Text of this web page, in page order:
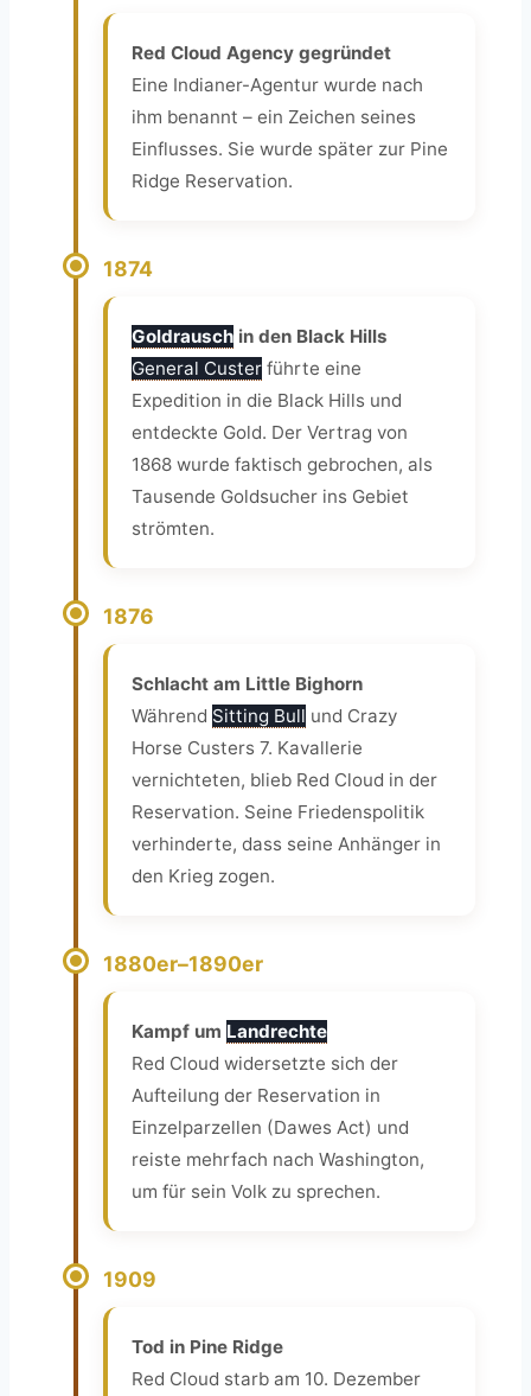
Red Cloud Agency gegründet
Eine Indianer-Agentur wurde nach
ihm benannt – ein Zeichen seines
Einflusses. Sie wurde später zur Pine
Ridge Reservation.
1874
Goldrausch in den Black Hills
General Custer führte eine
Expedition in die Black Hills und
entdeckte Gold. Der Vertrag von
1868 wurde faktisch gebrochen, als
Tausende Goldsucher ins Gebiet
strömten.
1876
Schlacht am Little Bighorn
Während Sitting Bull und Crazy
Horse Custers 7. Kavallerie
vernichteten, blieb Red Cloud in der
Reservation. Seine Friedenspolitik
verhinderte, dass seine Anhänger in
den Krieg zogen.
1880er–1890er
Kampf um Landrechte
Red Cloud widersetzte sich der
Aufteilung der Reservation in
Einzelparzellen (Dawes Act) und
reiste mehrfach nach Washington,
um für sein Volk zu sprechen.
1909
Tod in Pine Ridge
Red Cloud starb am 10. Dezember